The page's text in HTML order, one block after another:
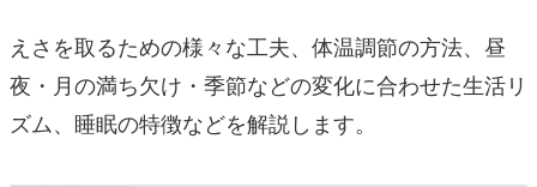
えさを取るための様々な工夫、体温調節の方法、昼
夜・月の満ち欠け・季節などの変化に合わせた生活リ
ズム、睡眠の特徴などを解説します。